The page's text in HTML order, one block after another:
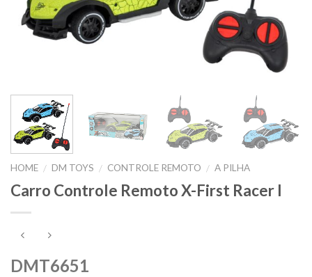
HOME / DM TOYS / CONTROLE REMOTO / A PILHA
Carro Controle Remoto X-First Racer I
DMT6651